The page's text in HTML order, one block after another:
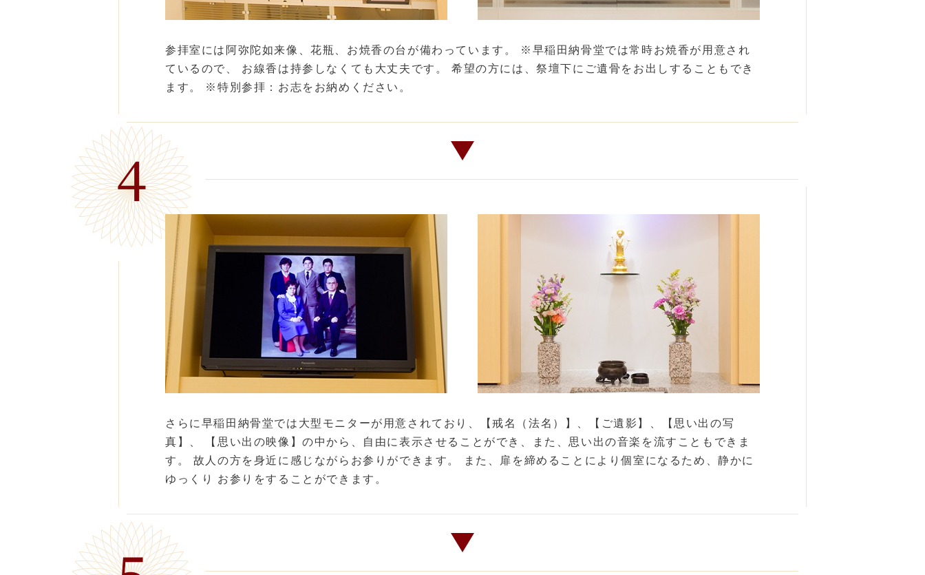
参拝室には阿弥陀如来像、花瓶、お焼香の台が備わっています。 ※早稲田納骨堂では常時お焼香が用意され
ているので、 お線香は持参しなくても大丈夫です。 希望の方には、祭壇下にご遺骨をお出しすることもでき
ます。 ※特別参拝：お志をお納めください。
さらに早稲田納骨堂では大型モニターが用意されており、【戒名（法名）】、【ご遺影】、【思い出の写
真】、 【思い出の映像】の中から、自由に表示させることができ、また、思い出の音楽を流すこともできま
す。 故人の方を身近に感じながらお参りができます。 また、扉を締めることにより個室になるため、静かに
ゆっくり お参りをすることができます。